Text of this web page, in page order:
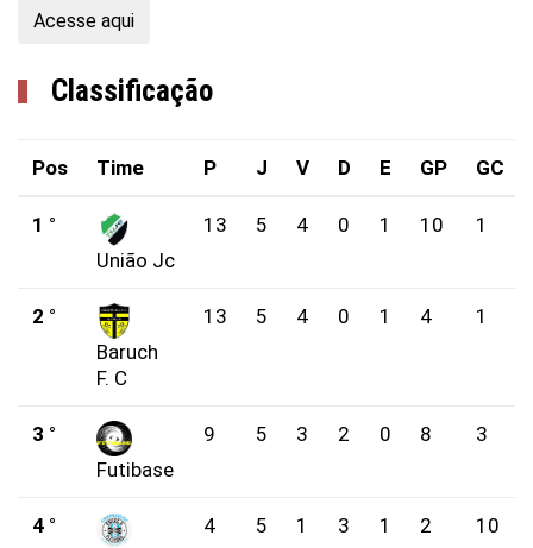
Acesse aqui
Classificação
Pos Time P J V D E GP GC
1 °
União Jc
13 5 4 0 1 10 1
2 °
Baruch
F. C
13 5 4 0 1 4 1
3 °
Futibase
9 5 3 2 0 8 3
4 °
4 5 1 3 1 2 10